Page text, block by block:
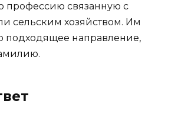
профессию связанную с
сельским хозяйством. Им
подходящее направление,